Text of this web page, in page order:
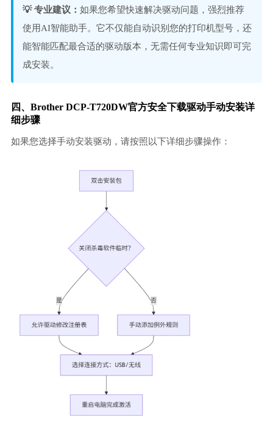
💡 专业建议： 如果您希望快速解决驱动问题，强烈推荐
使用AI智能助手。它不仅能自动识别您的打印机型号，还
能智能匹配最合适的驱动版本，无需任何专业知识即可完
成安装。
四、Brother DCP-T720DW官方安全下载驱动手动安装详
细步骤
如果您选择手动安装驱动，请按照以下详细步骤操作：